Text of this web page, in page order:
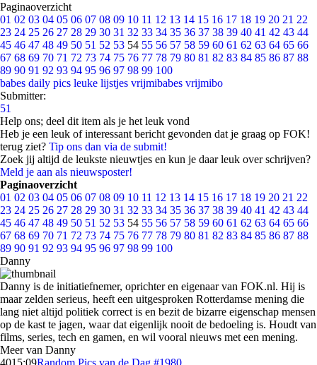
Paginaoverzicht
01 02 03 04 05 06 07 08 09 10 11 12 13 14 15 16 17 18 19 20 21 22
23 24 25 26 27 28 29 30 31 32 33 34 35 36 37 38 39 40 41 42 43 44
45 46 47 48 49 50 51 52 53 54 55 56 57 58 59 60 61 62 63 64 65 66
67 68 69 70 71 72 73 74 75 76 77 78 79 80 81 82 83 84 85 86 87 88
89 90 91 92 93 94 95 96 97 98 99 100
babes daily pics leuke lijstjes vrijmibabes vrijmibo
Submitter:
51
Help ons; deel dit item als je het leuk vond
Heb je een leuk of interessant bericht gevonden dat je graag op FOK!
terug ziet? Tip ons dan via de submit!
Zoek jij altijd de leukste nieuwtjes en kun je daar leuk over schrijven?
Meld je aan als nieuwsposter!
Paginaoverzicht
01 02 03 04 05 06 07 08 09 10 11 12 13 14 15 16 17 18 19 20 21 22
23 24 25 26 27 28 29 30 31 32 33 34 35 36 37 38 39 40 41 42 43 44
45 46 47 48 49 50 51 52 53 54 55 56 57 58 59 60 61 62 63 64 65 66
67 68 69 70 71 72 73 74 75 76 77 78 79 80 81 82 83 84 85 86 87 88
89 90 91 92 93 94 95 96 97 98 99 100
Danny
Danny is de initiatiefnemer, oprichter en eigenaar van FOK.nl. Hij is
maar zelden serieus, heeft een uitgesproken Rotterdamse mening die
lang niet altijd politiek correct is en bezit de bizarre eigenschap mensen
op de kast te jagen, waar dat eigenlijk nooit de bedoeling is. Houdt van
films, series, tech en gamen, en wil vooral nieuws met een mening.
Meer van Danny
4015:09Random Pics van de Dag #1980